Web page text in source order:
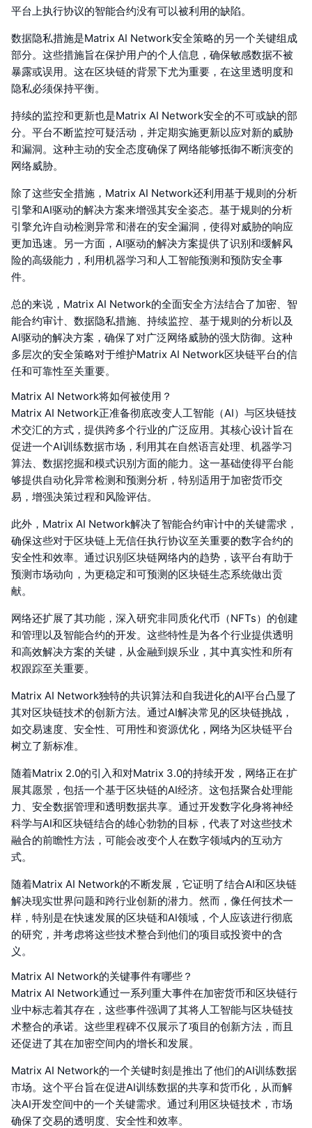
平台上执行协议的智能合约没有可以被利用的缺陷。
数据隐私措施是Matrix AI Network安全策略的另一个关键组成
部分。这些措施旨在保护用户的个人信息，确保敏感数据不被
暴露或误用。这在区块链的背景下尤为重要，在这里透明度和
隐私必须保持平衡。
持续的监控和更新也是Matrix AI Network安全的不可或缺的部
分。平台不断监控可疑活动，并定期实施更新以应对新的威胁
和漏洞。这种主动的安全态度确保了网络能够抵御不断演变的
网络威胁。
除了这些安全措施，Matrix AI Network还利用基于规则的分析
引擎和AI驱动的解决方案来增强其安全姿态。基于规则的分析
引擎允许自动检测异常和潜在的安全漏洞，使得对威胁的响应
更加迅速。另一方面，AI驱动的解决方案提供了识别和缓解风
险的高级能力，利用机器学习和人工智能预测和预防安全事
件。
总的来说，Matrix AI Network的全面安全方法结合了加密、智
能合约审计、数据隐私措施、持续监控、基于规则的分析以及
AI驱动的解决方案，确保了对广泛网络威胁的强大防御。这种
多层次的安全策略对于维护Matrix AI Network区块链平台的信
任和可靠性至关重要。
Matrix AI Network将如何被使用？
Matrix AI Network正准备彻底改变人工智能（AI）与区块链技
术交汇的方式，提供跨多个行业的广泛应用。其核心设计旨在
促进一个AI训练数据市场，利用其在自然语言处理、机器学习
算法、数据挖掘和模式识别方面的能力。这一基础使得平台能
够提供自动化异常检测和预测分析，特别适用于加密货币交
易，增强决策过程和风险评估。
此外，Matrix AI Network解决了智能合约审计中的关键需求，
确保这些对于区块链上无信任执行协议至关重要的数字合约的
安全性和效率。通过识别区块链网络内的趋势，该平台有助于
预测市场动向，为更稳定和可预测的区块链生态系统做出贡
献。
网络还扩展了其功能，深入研究非同质化代币（NFTs）的创建
和管理以及智能合约的开发。这些特性是为各个行业提供透明
和高效解决方案的关键，从金融到娱乐业，其中真实性和所有
权跟踪至关重要。
Matrix AI Network独特的共识算法和自我进化的AI平台凸显了
其对区块链技术的创新方法。通过AI解决常见的区块链挑战，
如交易速度、安全性、可用性和资源优化，网络为区块链平台
树立了新标准。
随着Matrix 2.0的引入和对Matrix 3.0的持续开发，网络正在扩
展其愿景，包括一个基于区块链的AI经济。这包括聚合处理能
力、安全数据管理和透明数据共享。通过开发数字化身将神经
科学与AI和区块链结合的雄心勃勃的目标，代表了对这些技术
融合的前瞻性方法，可能会改变个人在数字领域内的互动方
式。
随着Matrix AI Network的不断发展，它证明了结合AI和区块链
解决现实世界问题和跨行业创新的潜力。然而，像任何技术一
样，特别是在快速发展的区块链和AI领域，个人应该进行彻底
的研究，并考虑将这些技术整合到他们的项目或投资中的含
义。
Matrix AI Network的关键事件有哪些？
Matrix AI Network通过一系列重大事件在加密货币和区块链行
业中标志着其存在，这些事件强调了其将人工智能与区块链技
术整合的承诺。这些里程碑不仅展示了项目的创新方法，而且
还促进了其在加密空间内的增长和发展。
Matrix AI Network的一个关键时刻是推出了他们的AI训练数据
市场。这个平台旨在促进AI训练数据的共享和货币化，从而解
决AI开发空间中的一个关键需求。通过利用区块链技术，市场
确保了交易的透明度、安全性和效率。